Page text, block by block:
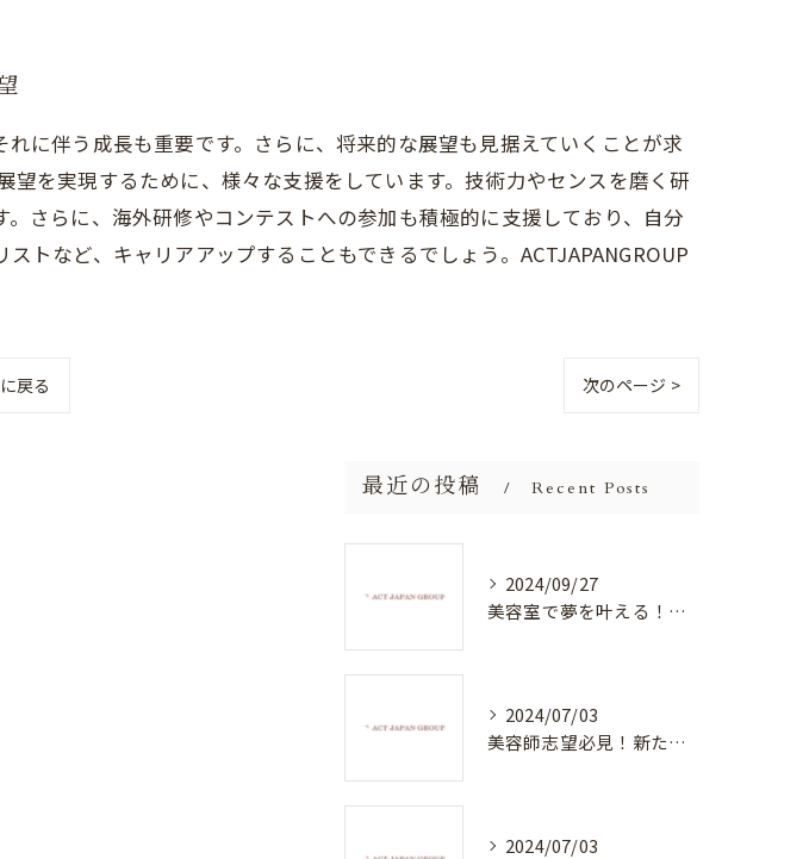
に伴う成長も重要です。さらに、将来的な展望も見据えていくことが求
望を実現するために、様々な支援をしています。技術力やセンスを磨く研
さらに、海外研修やコンテストへの参加も積極的に支援しており、自分
トなど、キャリアアップすることもできるでしょう。ACTJAPANGROUP
戻る 次のページ >
最近の投稿 Recent Posts
2024/09/27
美容室で夢を叶える！自分を磨く新たなチャンス
2024/07/03
美容師志望必見！新たな価値を創造する美容室でハイレベルな技術を学べる環境
2024/07/03